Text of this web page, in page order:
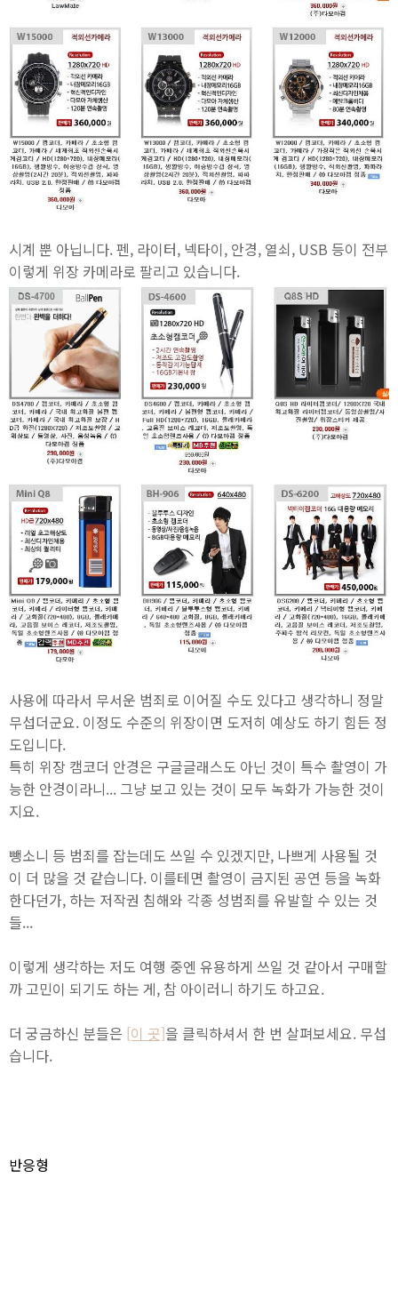
시계 뿐 아닙니다. 펜, 라이터, 넥타이, 안경, 열쇠, USB 등이 전부
이렇게 위장 카메라로 팔리고 있습니다.
사용에 따라서 무서운 범죄로 이어질 수도 있다고 생각하니 정말
무섭더군요. 이정도 수준의 위장이면 도저히 예상도 하기 힘든 정
도입니다.
특히 위장 캠코더 안경은 구글글래스도 아닌 것이 특수 촬영이 가
능한 안경이라니... 그냥 보고 있는 것이 모두 녹화가 가능한 것이
지요.
뺑소니 등 범죄를 잡는데도 쓰일 수 있겠지만, 나쁘게 사용될 것
이 더 많을 것 같습니다. 이를테면 촬영이 금지된 공연 등을 녹화
한다던가, 하는 저작권 침해와 각종 성범죄를 유발할 수 있는 것
들...
이렇게 생각하는 저도 여행 중엔 유용하게 쓰일 것 같아서 구매할
까 고민이 되기도 하는 게, 참 아이러니 하기도 하고요.
더 궁금하신 분들은 [이 곳]을 클릭하셔서 한 번 살펴보세요. 무섭
습니다.
반응형